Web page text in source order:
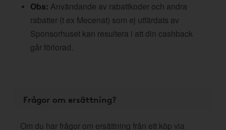
Obs: Användande av rabattkoder och andra
rabatter (t ex Mecenat) som ej utfärdats av
Sponsorhuset kan resultera i att din cashback
går förlorad.
Frågor om ersättning?
Om du har frågor om ersättning från ett köp via